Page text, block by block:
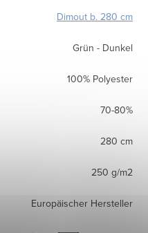
Dimout b. 280 cm
Grün - Dunkel
100% Polyester
70-80%
280 cm
250 g/m2
Europäischer Hersteller